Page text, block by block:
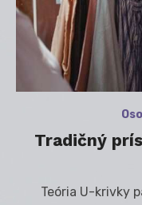
Tradičný
Teória U-krivky